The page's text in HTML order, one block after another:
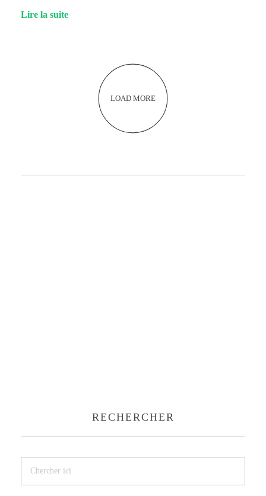
Lire la suite
LOAD MORE
RECHERCHER